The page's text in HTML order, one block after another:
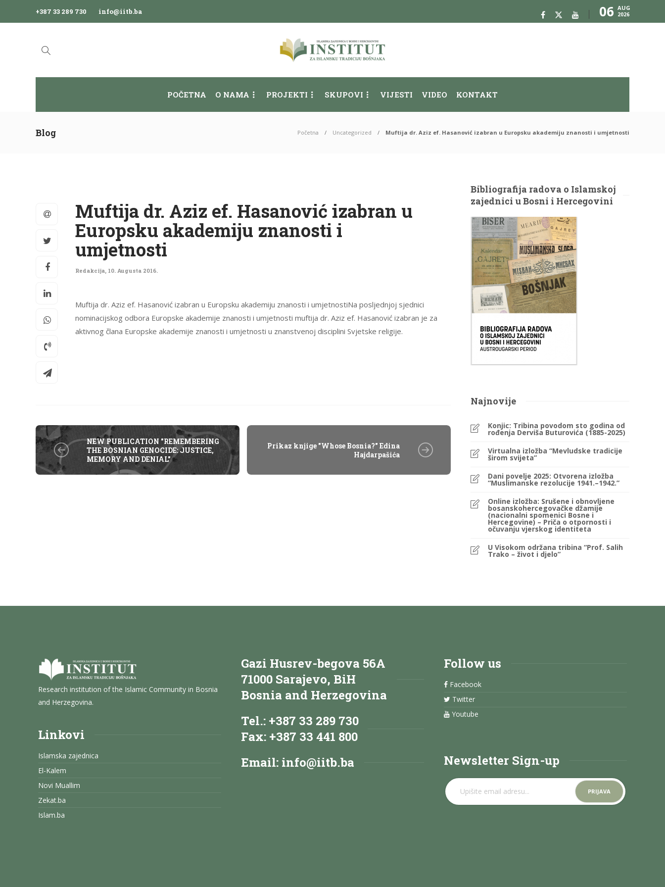
+387 33 289 730 info@iitb.ba 06 AUG
2026
POČETNA O NAMA PROJEKTI SKUPOVI VIJESTI VIDEO KONTAKT
Blog Početna Uncategorized Muftija dr. Aziz ef. Hasanović izabran u Europsku akademiju znanosti i umjetnosti
Muftija dr. Aziz ef. Hasanović izabran u
Europsku akademiju znanosti i
umjetnosti
Redakcija, 10. Augusta 2016.
Muftija dr. Aziz ef. Hasanović izabran u Europsku akademiju znanosti i umjetnostiNa posljednjoj sjednici
nominacijskog odbora Europske akademije znanosti i umjetnosti muftija dr. Aziz ef. Hasanović izabran je za
aktivnog člana Europske akademije znanosti i umjetnosti u znanstvenoj disciplini Svjetske religije.
NEW PUBLICATION "REMEMBERING
THE BOSNIAN GENOCIDE: JUSTICE,
MEMORY AND DENIAL"
Prikaz knjige "Whose Bosnia?" Edina
Hajdarpašića
Bibliografija radova o Islamskoj
zajednici u Bosni i Hercegovini
Najnovije
Konjic: Tribina povodom sto godina od
rođenja Derviša Buturovića (1885-2025)
Virtualna izložba “Mevludske tradicije
širom svijeta”
Dani povelje 2025: Otvorena izložba
“Muslimanske rezolucije 1941.–1942.”
Online izložba: Srušene i obnovljene
bosanskohercegovačke džamije
(nacionalni spomenici Bosne i
Hercegovine) – Priča o otpornosti i
očuvanju vjerskog identiteta
U Visokom održana tribina “Prof. Salih
Trako – život i djelo”
Research institution of the Islamic Community in Bosnia
and Herzegovina.
Linkovi
Islamska zajednica
El-Kalem
Novi Muallim
Zekat.ba
Islam.ba
Gazi Husrev-begova 56A
71000 Sarajevo, BiH
Bosnia and Herzegovina
Tel.: +387 33 289 730
Fax: +387 33 441 800
Email: info@iitb.ba
Follow us
Facebook
Twitter
Youtube
Newsletter Sign-up